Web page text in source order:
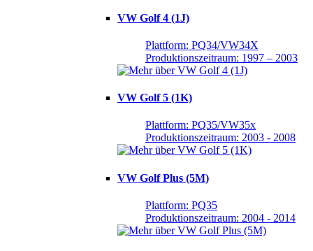
VW Golf 4 (1J)
Plattform: PQ34/VW34X
Produktionszeitraum: 1997 – 2003
VW Golf 5 (1K)
Plattform: PQ35/VW35x
Produktionszeitraum: 2003 - 2008
VW Golf Plus (5M)
Plattform: PQ35
Produktionszeitraum: 2004 - 2014